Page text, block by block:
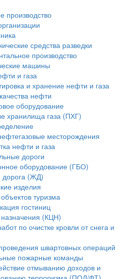
производство
средства разведки
производство
машины
и газа
и хранение нефти и газа
нефти
оборудование
хранилища газа (ПХГ)
месторождения
нефти и газа
дороги
оборудование (ГБО)
(ЖД)
изделия
туризма
гостиниц
(КЦН)
по очистке кровли от снега и
швартовных операций
пожарные команды
отмыванию доходов и